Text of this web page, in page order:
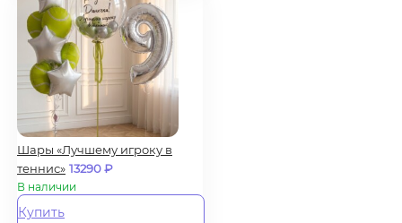
Шары «Лучшему игроку в
теннис» 13290₽
В наличии
Купить